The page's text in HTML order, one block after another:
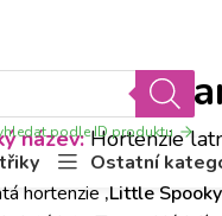
podle ID produktu
Ostatní
název:Hortenzie
hortenzie ‚Little